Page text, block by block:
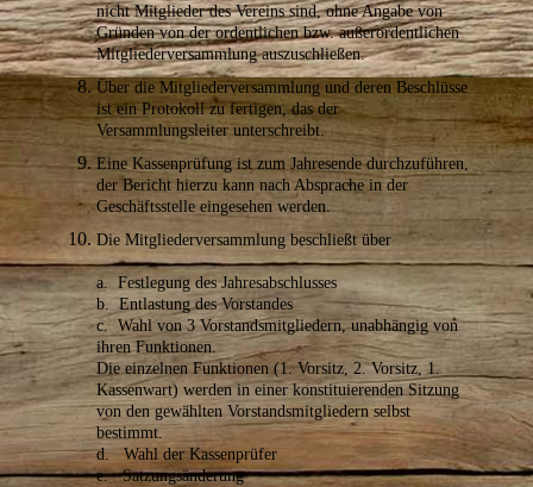
nicht Mitglieder des Vereins sind, ohne Angabe von
Gründen von der ordentlichen bzw. außerordentlichen
Mitgliederversammlung auszuschließen.
Über die Mitgliederversammlung und deren Beschlüsse
ist ein Protokoll zu fertigen, das der
Versammlungsleiter unterschreibt.
Eine Kassenprüfung ist zum Jahresende durchzuführen,
der Bericht hierzu kann nach Absprache in der
Geschäftsstelle eingesehen werden.
Die Mitgliederversammlung beschließt über
a. Festlegung des Jahresabschlusses
b. Entlastung des Vorstandes
c. Wahl von 3 Vorstandsmitgliedern, unabhängig von
ihren Funktionen.
Die einzelnen Funktionen (1. Vorsitz, 2. Vorsitz, 1.
Kassenwart) werden in einer konstituierenden Sitzung
von den gewählten Vorstandsmitgliedern selbst
bestimmt.
d. Wahl der Kassenprüfer
e. Satzungsänderung